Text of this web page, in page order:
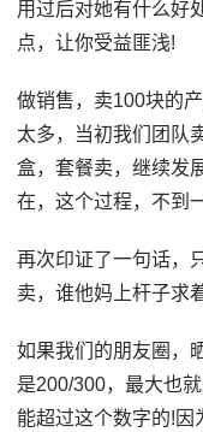
用过后对她有什么好
点，让你受益匪浅!
做销售，卖100块的
太多，当初我们团队
盒，套餐卖，继续发
在，这个过程，不到
再次印证了一句话，
卖，谁他妈上杆子求
如果我们的朋友圈，
是200/300，最大也
能超过这个数字的!